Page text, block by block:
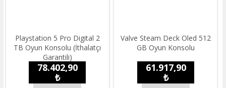
Playstation 5 Pro Digital 2
TB Oyun Konsolu (İthalatçı
Garantili)
78.402,90
₺
Valve Steam Deck Oled 512
GB Oyun Konsolu
61.917,90
₺